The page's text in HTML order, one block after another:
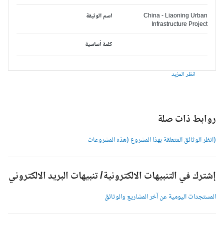
اسم الوثيقة
China - Liaoning Urban
Infrastructure Project
كلمة أساسية
انظر المزيد
روابط ذات صلة
(انظر الوثائق المتعلقة بهذا المشروع (هذه المشروعات
إشترك في التنبيهات الالكترونية/ تنبيهات البريد الالكتروني
المستجدات اليومية عن آخر المشاريع والوثائق